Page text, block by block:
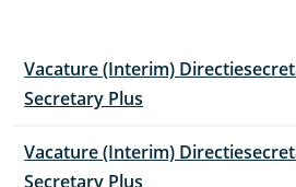
Vacature (Interim)
Secretary Plus
Vacature (Interim)
Secretary Plus